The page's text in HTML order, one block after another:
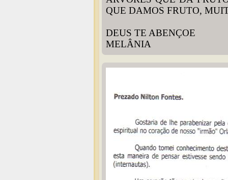
QUE DAMOS FRUTO,
DEUS TE ABENÇOE
MELÂNIA